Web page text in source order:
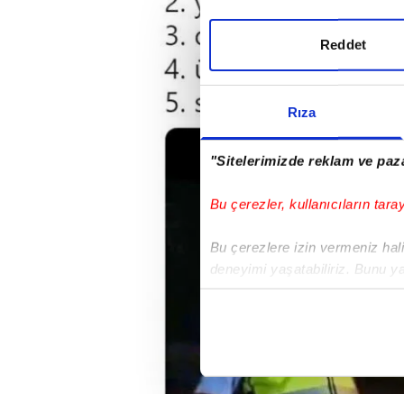
Rıza
"Sitelerimizde reklam ve
Bu çerezler, kullanıcıların
Bu çerezlere izin vermeniz
deneyimi yaşatabiliriz. Bunu
içerikleri sunabilmek adına
Reddet